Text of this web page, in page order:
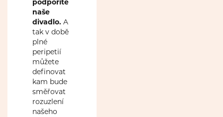
podpoříte
naše
divadlo. A
tak v době
plné
peripetií
můžete
definovat
kam bude
směřovat
rozuzlení
našeho